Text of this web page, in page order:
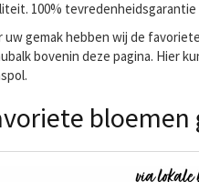
100%
uw gemak hebben wij de
bovenin deze pagina. Hier